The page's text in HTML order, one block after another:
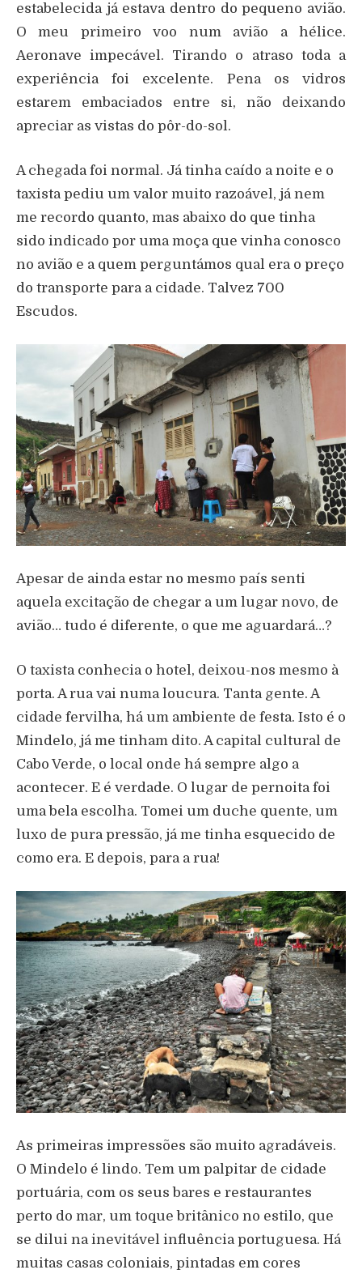
estabelecida já estava dentro do pequeno avião.
O meu primeiro voo num avião a hélice.
Aeronave impecável. Tirando o atraso toda a
experiência foi excelente. Pena os vidros
estarem embaciados entre si, não deixando
apreciar as vistas do pôr-do-sol.
A chegada foi normal. Já tinha caído a noite e o
taxista pediu um valor muito razoável, já nem
me recordo quanto, mas abaixo do que tinha
sido indicado por uma moça que vinha conosco
no avião e a quem perguntámos qual era o preço
do transporte para a cidade. Talvez 700
Escudos.
Apesar de ainda estar no mesmo país senti
aquela excitação de chegar a um lugar novo, de
avião… tudo é diferente, o que me aguardará…?
O taxista conhecia o hotel, deixou-nos mesmo à
porta. A rua vai numa loucura. Tanta gente. A
cidade fervilha, há um ambiente de festa. Isto é o
Mindelo, já me tinham dito. A capital cultural de
Cabo Verde, o local onde há sempre algo a
acontecer. E é verdade. O lugar de pernoita foi
uma bela escolha. Tomei um duche quente, um
luxo de pura pressão, já me tinha esquecido de
como era. E depois, para a rua!
As primeiras impressões são muito agradáveis.
O Mindelo é lindo. Tem um palpitar de cidade
portuária, com os seus bares e restaurantes
perto do mar, um toque britânico no estilo, que
se dilui na inevitável influência portuguesa. Há
muitas casas coloniais, pintadas em cores